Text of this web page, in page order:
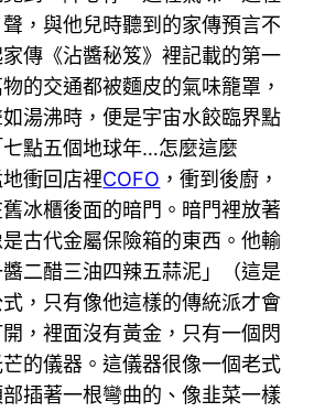
，與他兒時聽到的家傳預言不
傳《沾醬秘笈》裡記載的第一
的交通都被麵皮的氣味籠罩，
湯沸時，便是宇宙水餃臨界點
點五個地球年…怎麼這麼
衝回店裡COFO ，衝到後廚，
冰櫃後面的暗門。暗門裡放著
古代金屬保險箱的東西。他輸
二醋三油四辣五蒜泥」（這是
，只有像他這樣的傳統派才會
，裡面沒有黃金，只有一個閃
的儀器。這儀器很像一個老式
插著一根彎曲的、像韭菜一樣